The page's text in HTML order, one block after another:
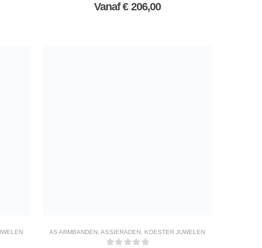
Vanaf€206,00
AS ARMBANDEN ,ASSIERADEN KOESTER JUWELEN